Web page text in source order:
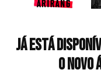
Já está
o novo